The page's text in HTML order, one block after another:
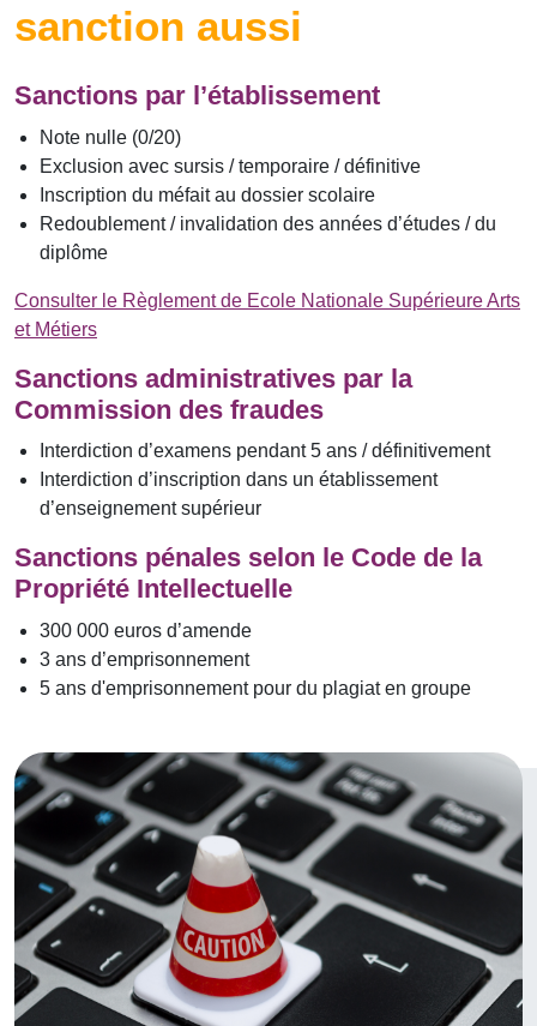
sanction aussi
Sanctions par l’établissement
Note nulle (0/20)
Exclusion avec sursis / temporaire / définitive
Inscription du méfait au dossier scolaire
Redoublement / invalidation des années d’études / du
diplôme
Consulter le Règlement de Ecole Nationale Supérieure Arts
et Métiers
Sanctions administratives par la
Commission des fraudes
Interdiction d’examens pendant 5 ans / définitivement
Interdiction d’inscription dans un établissement
d’enseignement supérieur
Sanctions pénales selon le Code de la
Propriété Intellectuelle
300 000 euros d’amende
3 ans d’emprisonnement
5 ans d'emprisonnement pour du plagiat en groupe